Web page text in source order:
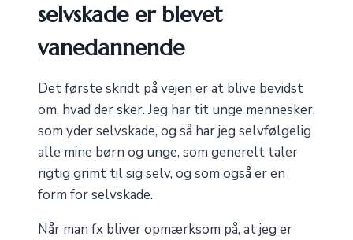
selvskade er blevet
vanedannende
Det første skridt på vejen er at blive bevidst
om, hvad der sker. Jeg har tit unge mennesker,
som yder selvskade, og så har jeg selvfølgelig
alle mine børn og unge, som generelt taler
rigtig grimt til sig selv, og som også er en
form for selvskade.
Når man fx bliver opmærksom på, at jeg er